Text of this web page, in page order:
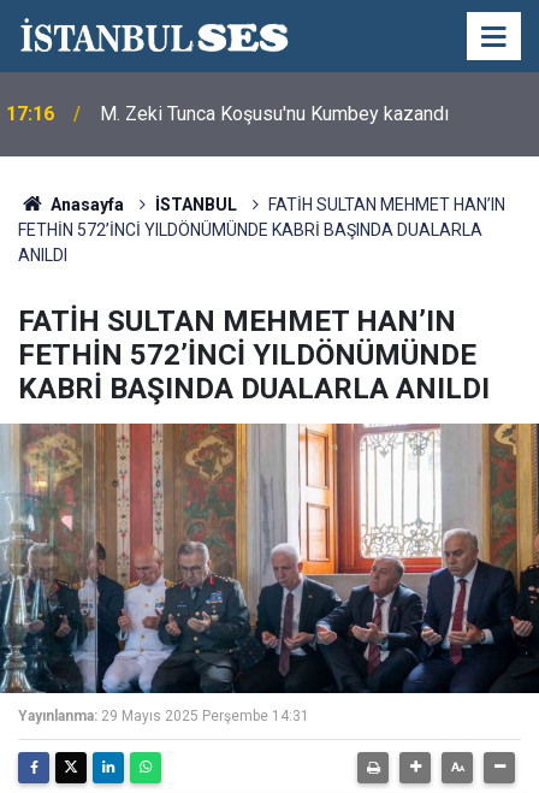
17:16 M. Zeki Tunca Koşusu'nu Kumbey kazandı
Anasayfa İSTANBUL
FATİH SULTAN MEHMET HAN’IN
FETHİN 572’İNCİ YILDÖNÜMÜNDE KABRİ BAŞINDA DUALARLA
ANILDI
FATİH SULTAN MEHMET HAN’IN
FETHİN 572’İNCİ YILDÖNÜMÜNDE
KABRİ BAŞINDA DUALARLA ANILDI
Yayınlanma: 29 Mayıs 2025 Perşembe 14:31